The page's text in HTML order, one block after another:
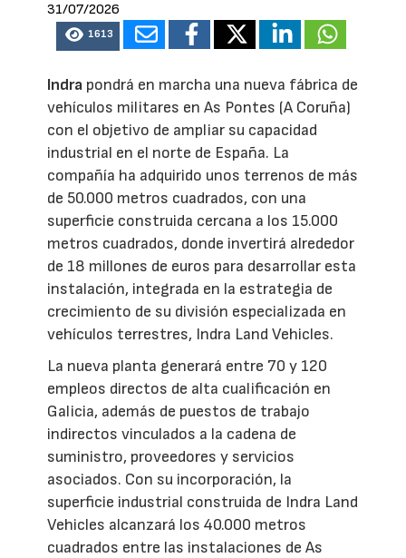
31/07/2026
1613
Indra pondrá en marcha una nueva fábrica de
vehículos militares en As Pontes (A Coruña)
con el objetivo de ampliar su capacidad
industrial en el norte de España. La
compañía ha adquirido unos terrenos de más
de 50.000 metros cuadrados, con una
superficie construida cercana a los 15.000
metros cuadrados, donde invertirá alrededor
de 18 millones de euros para desarrollar esta
instalación, integrada en la estrategia de
crecimiento de su división especializada en
vehículos terrestres, Indra Land Vehicles.
La nueva planta generará entre 70 y 120
empleos directos de alta cualificación en
Galicia, además de puestos de trabajo
indirectos vinculados a la cadena de
suministro, proveedores y servicios
asociados. Con su incorporación, la
superficie industrial construida de Indra Land
Vehicles alcanzará los 40.000 metros
cuadrados entre las instalaciones de As